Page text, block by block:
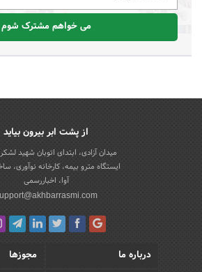
می خواهم مشترک شوم
از پشت ابر بیرون بیاید
میدان آزادی، ابتدای اتوبان شهید
ایستگاه مترو بیمه، کارخانه نوآوری،
آوا، اخباررسمی
درباره ما
مجوزها